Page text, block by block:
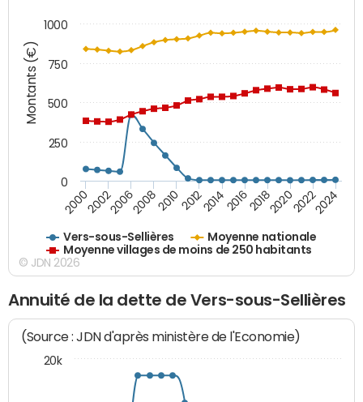
Montants (€)
Vers-sous-Sellières
Moyenne nationale
Moyenne villages de moins de 250 habitants
200020022006200820102012201420162018202020222024
0
250
500
750
1000
© JDN 2026
Annuité de la dette de Vers-sous-Sellières
(Source : JDN d'après ministère de l'Economie)
20k